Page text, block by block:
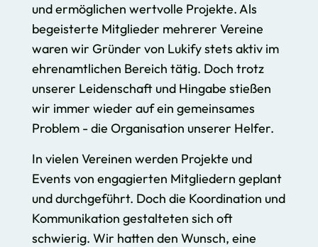
und ermöglichen wertvolle Projekte. Als
begeisterte Mitglieder mehrerer Vereine
waren wir Gründer von Lukify stets aktiv im
ehrenamtlichen Bereich tätig. Doch trotz
unserer Leidenschaft und Hingabe stießen
wir immer wieder auf ein gemeinsames
Problem - die Organisation unserer Helfer.
In vielen Vereinen werden Projekte und
Events von engagierten Mitgliedern geplant
und durchgeführt. Doch die Koordination und
Kommunikation gestalteten sich oft
schwierig. Wir hatten den Wunsch, eine